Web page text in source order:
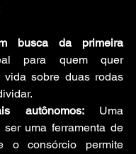
busca da primeira
para quem quer
vida sobre duas rodas
autônomos: Uma
ser uma ferramenta de
o consórcio permite